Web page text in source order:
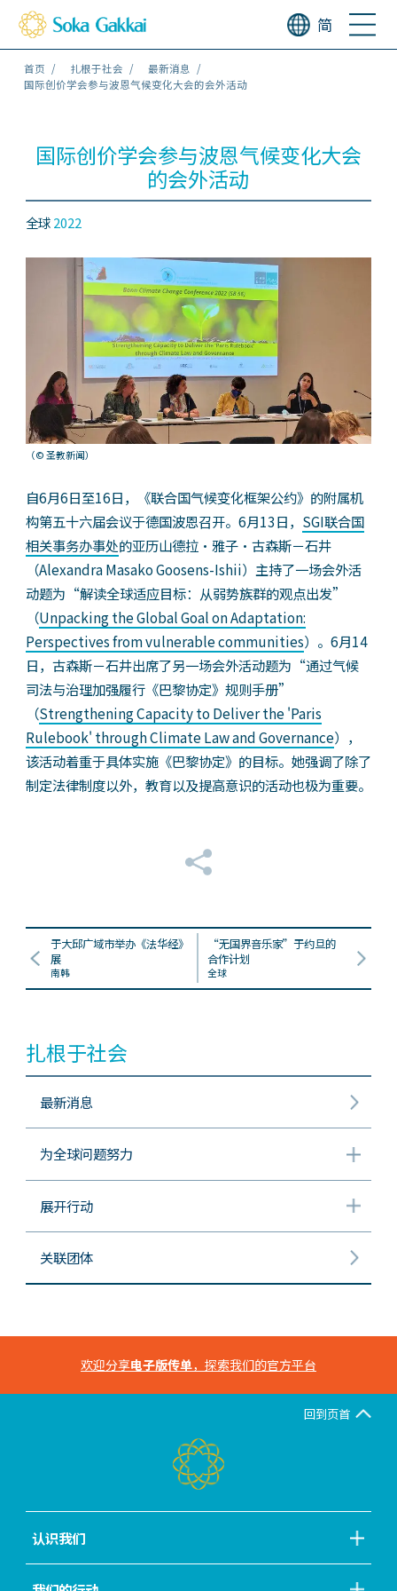
简
首页 扎根于社会
最新消息
国际创价学会参与波恩气候变化大会的会外活动
国际创价学会参与波恩气候变化大会
的会外活动
全球2022
（© 圣教新闻）
自6月6日至16日，《联合国气候变化框架公约》的附属机
构第五十六届会议于德国波恩召开。6月13日， SGI联合国
相关事务办事处的亚历山德拉・雅子・古森斯－石井
（Alexandra Masako Goosens-Ishii）主持了一场会外活
动题为“解读全球适应目标：从弱势族群的观点出发”
（Unpacking the Global Goal on Adaptation:
Perspectives from vulnerable communities）。6月14
日，古森斯－石井出席了另一场会外活动题为“通过气候
司法与治理加强履行《巴黎协定》规则手册”
（Strengthening Capacity to Deliver the 'Paris
Rulebook' through Climate Law and Governance），
该活动着重于具体实施《巴黎协定》的目标。她强调了除了
制定法律制度以外，教育以及提高意识的活动也极为重要。
于大邱广域市举办《法华经》
展
南韩
“无国界音乐家”于约旦的
合作计划
全球
扎根于社会
最新消息
为全球问题努力
展开行动
关联团体
欢迎分享电子版传单，探索我们的官方平台
回到页首
认识我们